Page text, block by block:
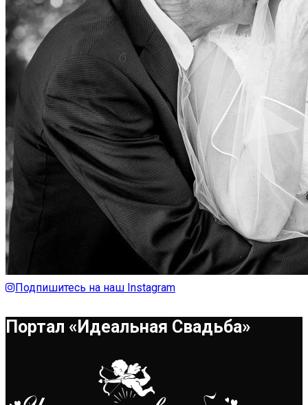
Подпишитесь на наш Instagram
Портал «Идеальная Свадьба»